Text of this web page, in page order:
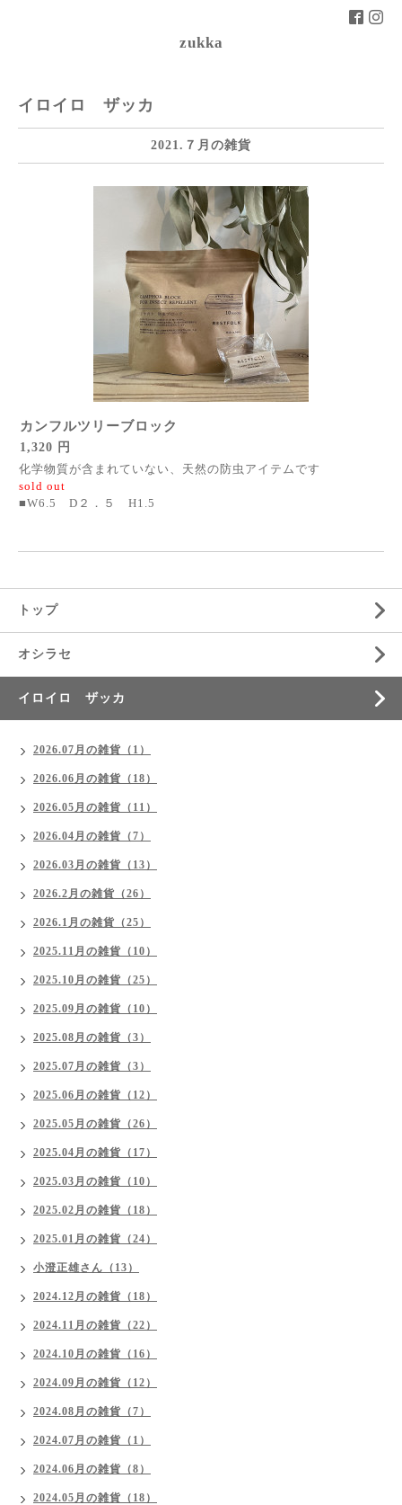
zukka
イロイロ ザッカ
2021.７月の雑貨
カンフルツリーブロック
1,320 円
化学物質が含まれていない、天然の防虫アイテムです
sold out
■W6.5 D２．５ H1.5
トップ
オシラセ
イロイロ ザッカ
2026.07月の雑貨（1）
2026.06月の雑貨（18）
2026.05月の雑貨（11）
2026.04月の雑貨（7）
2026.03月の雑貨（13）
2026.2月の雑貨（26）
2026.1月の雑貨（25）
2025.11月の雑貨（10）
2025.10月の雑貨（25）
2025.09月の雑貨（10）
2025.08月の雑貨（3）
2025.07月の雑貨（3）
2025.06月の雑貨（12）
2025.05月の雑貨（26）
2025.04月の雑貨（17）
2025.03月の雑貨（10）
2025.02月の雑貨（18）
2025.01月の雑貨（24）
小澄正雄さん（13）
2024.12月の雑貨（18）
2024.11月の雑貨（22）
2024.10月の雑貨（16）
2024.09月の雑貨（12）
2024.08月の雑貨（7）
2024.07月の雑貨（1）
2024.06月の雑貨（8）
2024.05月の雑貨（18）